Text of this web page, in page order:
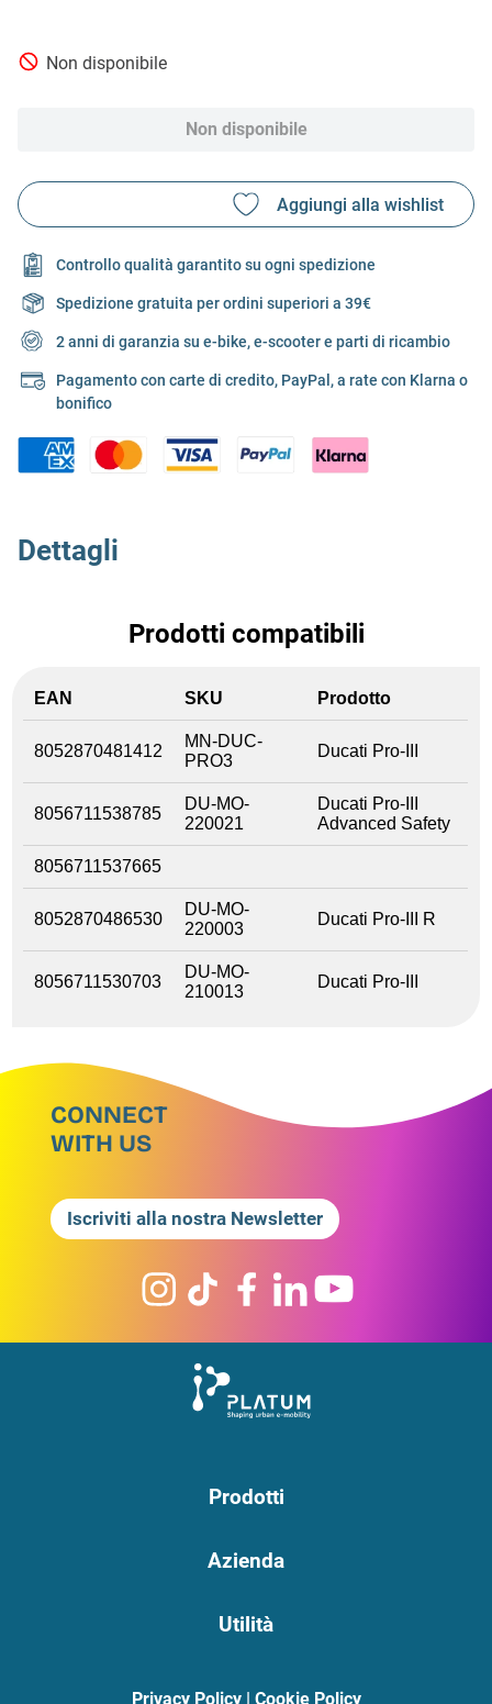
Non disponibile
Non disponibile
Controllo qualità garantito su ogni spedizione
Spedizione gratuita per ordini superiori a 39€
2 anni di garanzia su e-bike, e-scooter e parti di ricambio
Pagamento con carte di credito, PayPal, a rate con Klarna o
bonifico
Dettagli
Prodotti compatibili
EAN SKU Prodotto
8052870481412
MN-DUC-
PRO3
Ducati Pro-III
8056711538785
DU-MO-
220021
Ducati Pro-III
Advanced Safety
8056711537665
8052870486530
DU-MO-
220003
Ducati Pro-III R
8056711530703
DU-MO-
210013
Ducati Pro-III
CONNECT
WITH US
Iscriviti alla nostra Newsletter
Prodotti
Azienda
Utilità
Privacy Policy| Cookie Policy